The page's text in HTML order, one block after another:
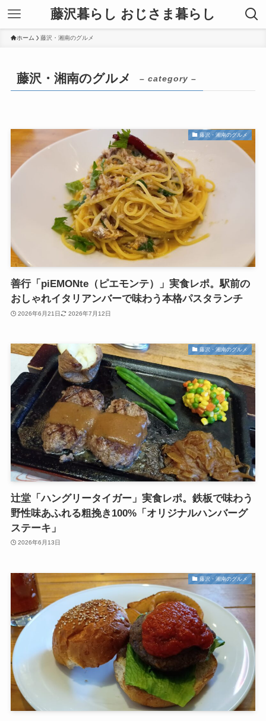
藤沢暮らし おじさま暮らし
ホーム 藤沢・湘南のグルメ
藤沢・湘南のグルメ – category –
藤沢・湘南のグルメ
善行「piEMONte（ピエモンテ）」実食レポ。駅前の
おしゃれイタリアンバーで味わう本格パスタランチ
2026年6月21日 2026年7月12日
藤沢・湘南のグルメ
辻堂「ハングリータイガー」実食レポ。鉄板で味わう
野性味あふれる粗挽き100%「オリジナルハンバーグ
ステーキ」
2026年6月13日
藤沢・湘南のグルメ